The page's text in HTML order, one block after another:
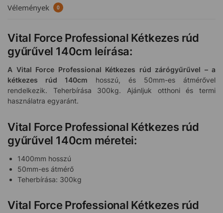
Vélemények 0
Vital Force Professional Kétkezes rúd
gyűrűvel 140cm leírása:
A Vital Force Professional Kétkezes rúd zárógyűrűvel – a
kétkezes rúd 140cm hosszú, és 50mm-es átmérővel
rendelkezik. Teherbírása 300kg. Ajánljuk otthoni és termi
használatra egyaránt.
Vital Force Professional Kétkezes rúd
gyűrűvel 140cm méretei:
1400mm hosszú
50mm-es átmérő
Teherbírása: 300kg
Vital Force Professional Kétkezes rúd